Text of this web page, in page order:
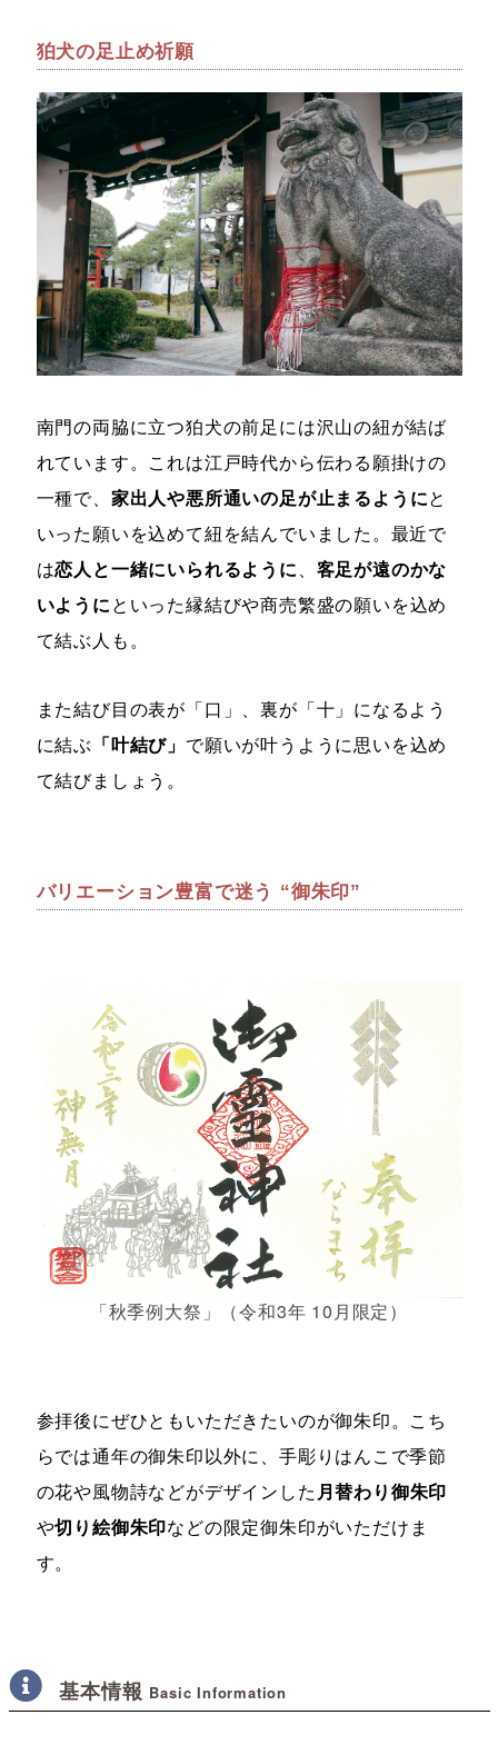
狛犬の足止め祈願
南門の両脇に立つ狛犬の前足には沢山の紐が結ば
れています。これは江戸時代から伝わる願掛けの
一種で、 家出人や悪所通いの足が止まるようにと
いった願いを込めて紐を結んでいました。最近で
は恋人と一緒にいられるように、 客足が遠のかな
いようにといった縁結びや商売繁盛の願いを込め
て結ぶ人も。
また結び目の表が「口」、裏が「十」になるよう
に結ぶ 「叶結び」 で願いが叶うように思いを込め
て結びましょう。
バリエーション豊富で迷う “御朱印”
「秋季例大祭」（令和3年 10月限定）
参拝後にぜひともいただきたいのが御朱印。こち
らでは通年の御朱印以外に、手彫りはんこで季節
の花や風物詩などがデザインした 月替わり御朱印
や切り絵御朱印などの限定御朱印がいただけま
す。
基本情報 Basic Information